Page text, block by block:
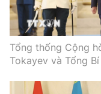
Tổng thống Cộng
Tokayev và Tổng